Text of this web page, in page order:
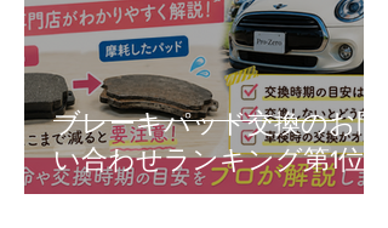
ブレーキパッド交換のお問
い合わせランキング第1位！